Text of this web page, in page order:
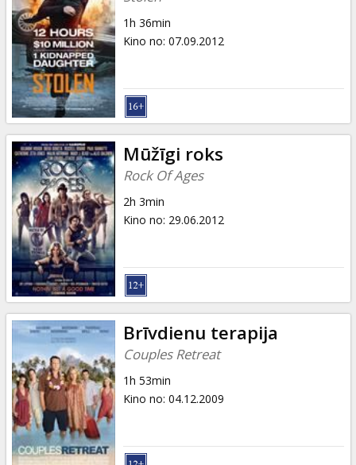
1h 36min
Kino no: 07.09.2012
Mūžīgi roks
Rock Of Ages
2h 3min
Kino no: 29.06.2012
Brīvdienu terapija
Couples Retreat
1h 53min
Kino no: 04.12.2009